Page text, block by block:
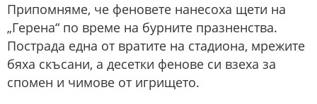
Припомняме, че феновете нанесоха щети на
„Герена“ по време на бурните празненства.
Пострада една от вратите на стадиона, мрежите
бяха скъсани, а десетки фенове си взеха за
спомен и чимове от игрището.